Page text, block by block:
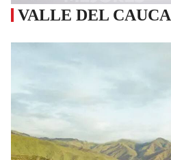
VALLE DEL CAUCA